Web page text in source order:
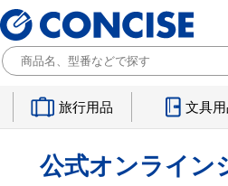
旅行用品 文具
公式オンライン